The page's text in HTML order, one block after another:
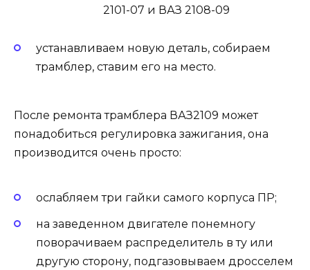
устанавливаем новую деталь, собираем
трамблер, ставим его на место.
После ремонта трамблера ВАЗ2109 может
понадобиться регулировка зажигания, она
производится очень просто:
ослабляем три гайки самого корпуса ПР;
на заведенном двигателе понемногу
поворачиваем распределитель в ту или
другую сторону, подгазовываем дросселем